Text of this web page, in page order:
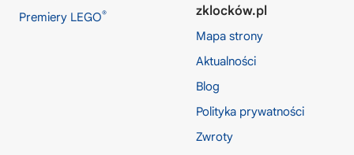
Premiery LEGO® zklocków.pl
Mapa strony
Aktualności
Blog
Polityka prywatności
Zwroty